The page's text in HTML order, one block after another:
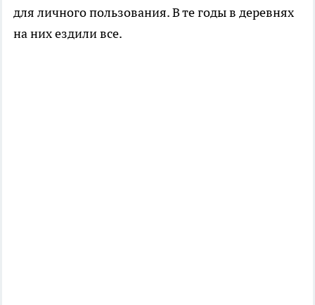
для личного пользования. В те годы в деревнях
на них ездили все.